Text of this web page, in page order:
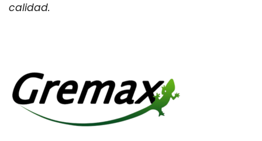
calidad.